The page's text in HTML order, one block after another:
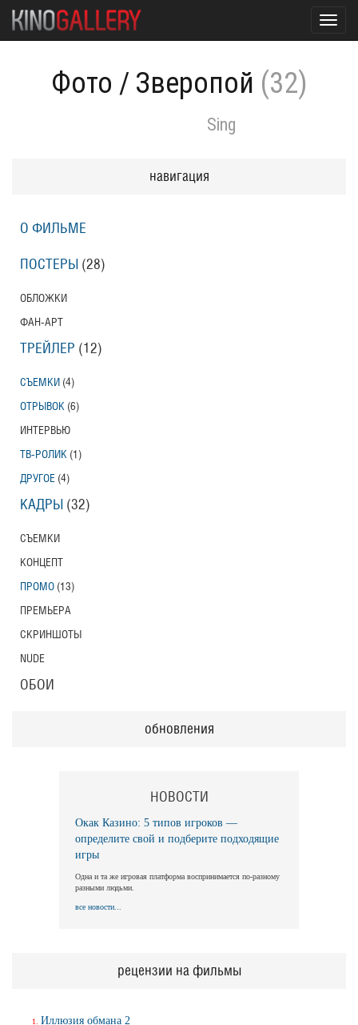
Фото / Зверопой (32)
Sing
навигация
О ФИЛЬМЕ
ПОСТЕРЫ (28)
ОБЛОЖКИ
ФАН-АРТ
ТРЕЙЛЕР (12)
СЪЕМКИ (4)
ОТРЫВОК (6)
ИНТЕРВЬЮ
ТВ-РОЛИК (1)
ДРУГОЕ (4)
КАДРЫ (32)
СЪЕМКИ
КОНЦЕПТ
ПРОМО (13)
ПРЕМЬЕРА
СКРИНШОТЫ
NUDE
ОБОИ
обновления
НОВОСТИ
Окак Казино: 5 типов игроков —
определите свой и подберите подходящие
игры
Одна и та же игровая платформа воспринимается по-разному
разными людьми.
все новости...
рецензии на фильмы
Иллюзия обмана 2